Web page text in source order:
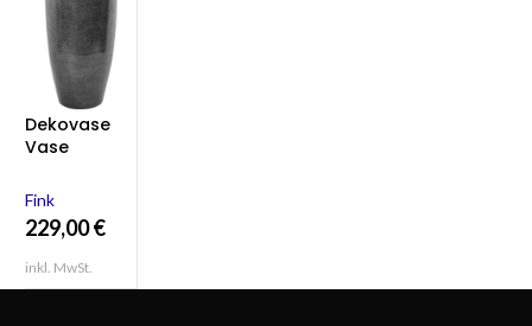
Dekovase
Vase
Porzellan
grau
silberfarben
Deko
Fink
229,00€
inkl. MwSt.